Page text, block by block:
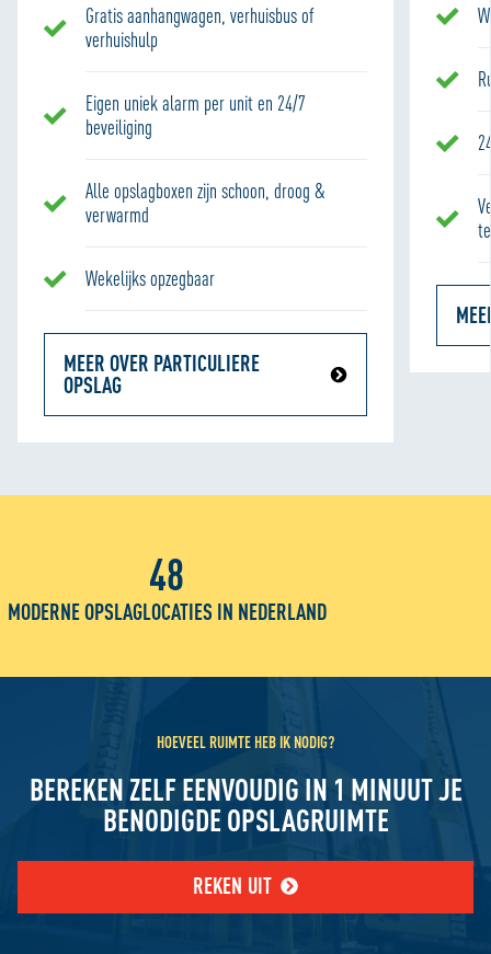
Gratis aanhangwagen, verhuisbus of
verhuishulp
Eigen uniek alarm per unit en 24/7
beveiliging
Alle opslagboxen zijn schoon, droog &
verwarmd
Wekelijks opzegbaar
MEER OVER PARTICULIERE
OPSLAG
IN NEDERLAND
HOEVEEL RUIMTE HEB IK NODIG?
BEREKEN ZELF EENVOUDIG IN 1 MINUUT JE
BENODIGDE OPSLAGRUIMTE
REKEN UIT